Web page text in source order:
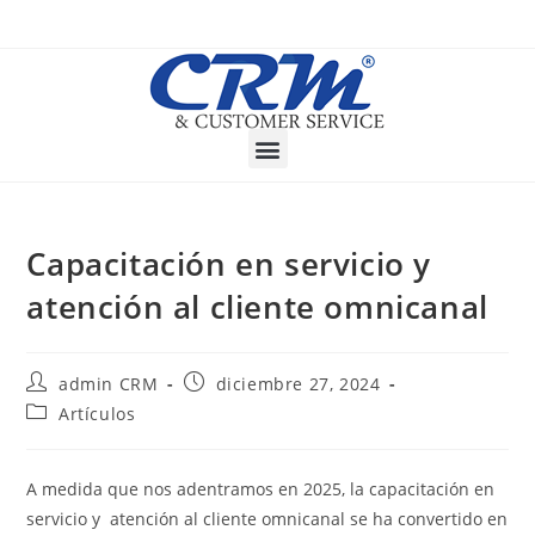
Capacitación en servicio y
atención al cliente omnicanal
admin CRM
diciembre 27, 2024
Artículos
A medida que nos adentramos en 2025, la capacitación en
servicio y atención al cliente omnicanal se ha convertido en